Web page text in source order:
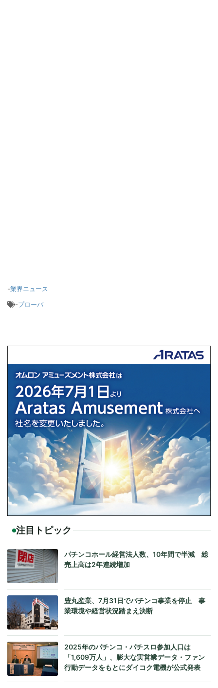
-業界ニュース
-プローバ
注目トピック
パチンコホール経営法人数、10年間で半減 総
売上高は2年連続増加
豊丸産業、7月31日でパチンコ事業を停止 事
業環境や経営状況踏まえ決断
2025年のパチンコ・パチスロ参加人口は
「1,609万人」、膨大な実営業データ・ファン
行動データをもとにダイコク電機が公式発表